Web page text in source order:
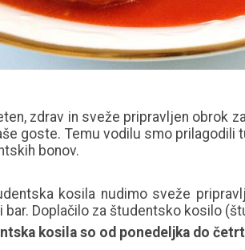
zdrav in sveže pripravljen obrok
goste. Temu vodilu smo prilagodili
bonov.
kosila nudimo sveže
bar. Doplačilo za študentsko kosilo
kosila so od ponedeljka do